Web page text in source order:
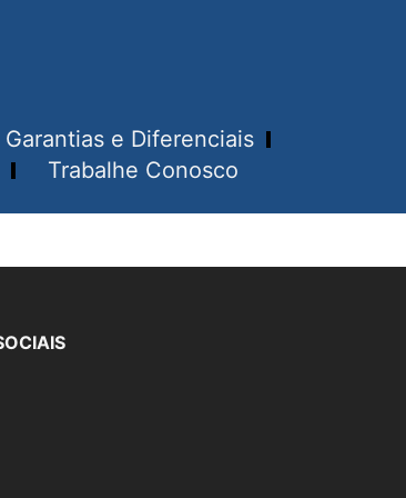
Garantias e Diferenciais
Trabalhe Conosco